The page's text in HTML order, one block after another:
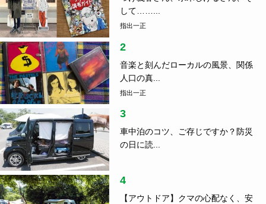
して……...
指出一正
2
音楽と刻んだローカルの風景、関係
人口の真...
指出一正
3
車中泊のコツ、ご存じですか？防災
の日に読...
4
【アウトドア】クマの心配なく、安